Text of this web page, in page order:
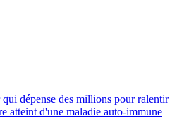
dépense des millions pour ralentir
atteint d'une maladie auto-immune